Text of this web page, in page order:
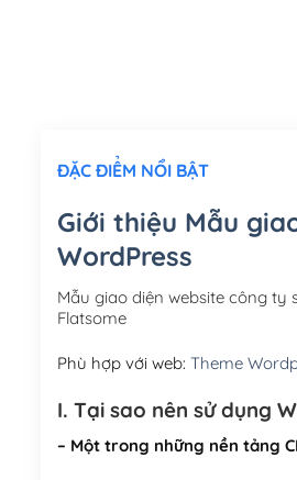
ĐẶC ĐIỂM NỔI BẬT
Giới thiệu Mẫu
WordPress
Mẫu giao diện website công ty
Flatsome
Phù hợp với web: Theme
I. Tại sao nên sử dụng
– Một trong những nền tảng